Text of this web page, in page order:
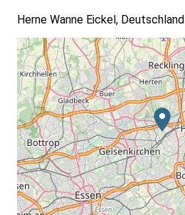
Herne Wanne Eickel, Deutschland